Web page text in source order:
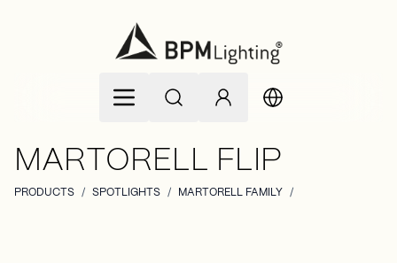
MARTORELL FLIP
PRODUCTS / SPOTLIGHTS / MARTORELL FAMILY /